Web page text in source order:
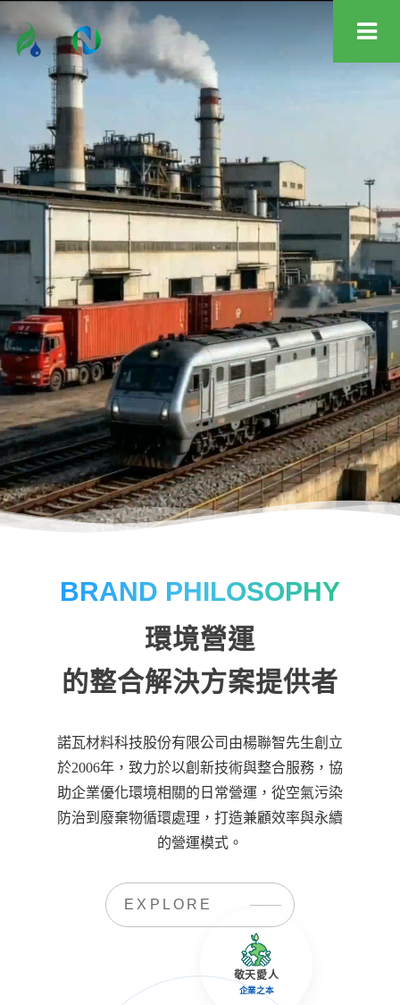
BRAND PHILOSOPHY
環境營運
的整合解決方案提供者
諾瓦材料科技股份有限公司由楊聯智先生創立
於2006年，致力於以創新技術與整合服務，協
助企業優化環境相關的日常營運，從空氣污染
防治到廢棄物循環處理，打造兼顧效率與永續
的營運模式。
EXPLORE
敬天愛人
企業之本